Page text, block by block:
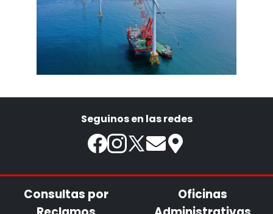
Seguinos en las redes
Consultas por
Oficinas